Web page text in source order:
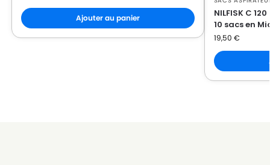
NILFISK
NILFISK GM 65
Ajouter au panier
NILFISK C
10 sacs en
19,50 €